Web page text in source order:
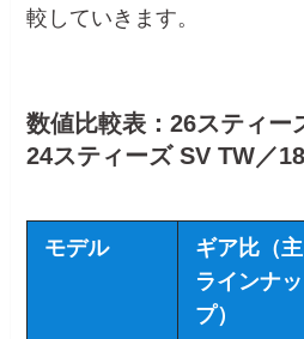
較していきます。
数値比較表：26スティー
24スティーズ SV TW／
モデル
ギア比（主
ラインナッ
プ）